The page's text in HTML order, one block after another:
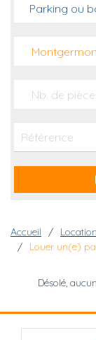
Parking ou
Nb. de
Fil d'Ariane
Accueil Location
Louer un(e)
Désolé,